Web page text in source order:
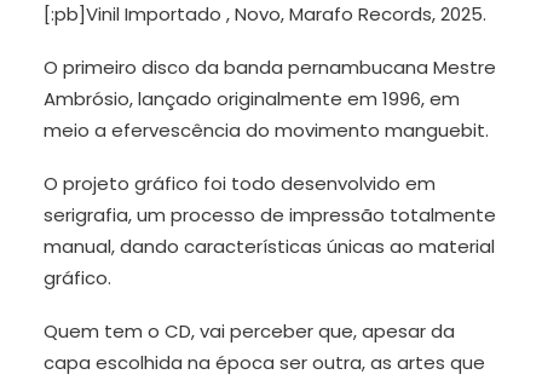
[:pb]Vinil Importado , Novo, Marafo Records, 2025.
O primeiro disco da banda pernambucana Mestre
Ambrósio, lançado originalmente em 1996, em
meio a efervescência do movimento manguebit.
O projeto gráfico foi todo desenvolvido em
serigrafia, um processo de impressão totalmente
manual, dando características únicas ao material
gráfico.
Quem tem o CD, vai perceber que, apesar da
capa escolhida na época ser outra, as artes que